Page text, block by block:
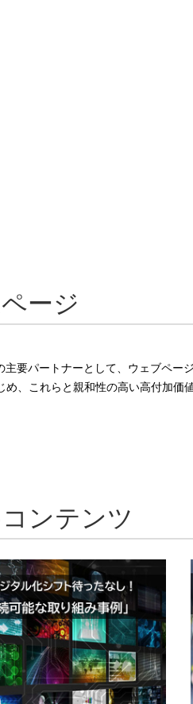
ージ
要パートナーとして、ウェブペー
め、これらと親和性の高い高付加価
ンテンツ